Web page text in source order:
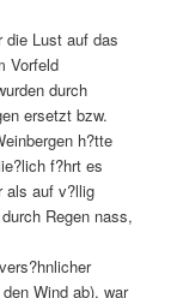
die Lust auf das
Vorfeld
durch
ersetzt bzw.
h?tte
f?hrt es
als auf v?llig
Regen nass,
Wind ab), war